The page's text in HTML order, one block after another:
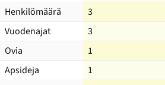
Henkilömäärä
3
Vuodenajat
3
Ovia
1
Apsideja
1